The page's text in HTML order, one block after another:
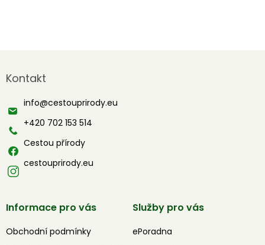
p
t
Kontakt
info@cestouprirody.eu
+420 702 153 514
Cestou přírody
cestouprirody.eu
Informace pro vás
Obchodní podmínky
Služby pro vás
ePoradna